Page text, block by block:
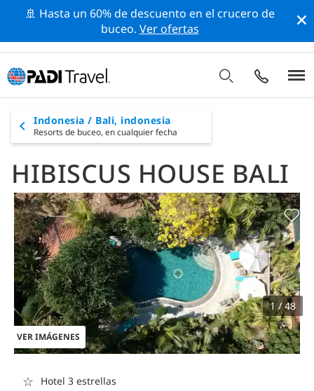
🚢 Hasta un 60% de descuento en el crucero de
buceo. Ver ofertas
Indonesia / Bali, indonesia
Resorts de buceo, en cualquier fecha
HIBISCUS HOUSE BALI
VER IMÁGENES
1 / 48
☆
Hotel 3 estrellas